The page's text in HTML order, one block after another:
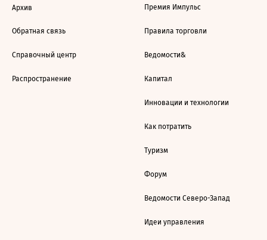
Архив
Обратная связь
Справочный центр
Распространение
Премия Импульс
Правила торговли
Ведомости&
Капитал
Инновации и технологии
Как потратить
Туризм
Форум
Ведомости Северо-Запад
Идеи управления